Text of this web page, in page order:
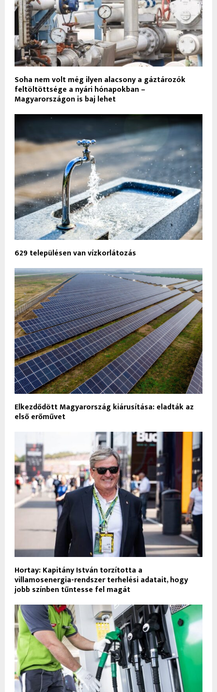
Soha nem volt még ilyen alacsony a gáztározók
feltöltöttsége a nyári hónapokban –
Magyarországon is baj lehet
629 településen van vízkorlátozás
Elkezdődött Magyarország kiárusítása: eladták az
első erőművet
Hortay: Kapitány István torzította a
villamosenergia-rendszer terhelési adatait, hogy
jobb színben tűntesse fel magát